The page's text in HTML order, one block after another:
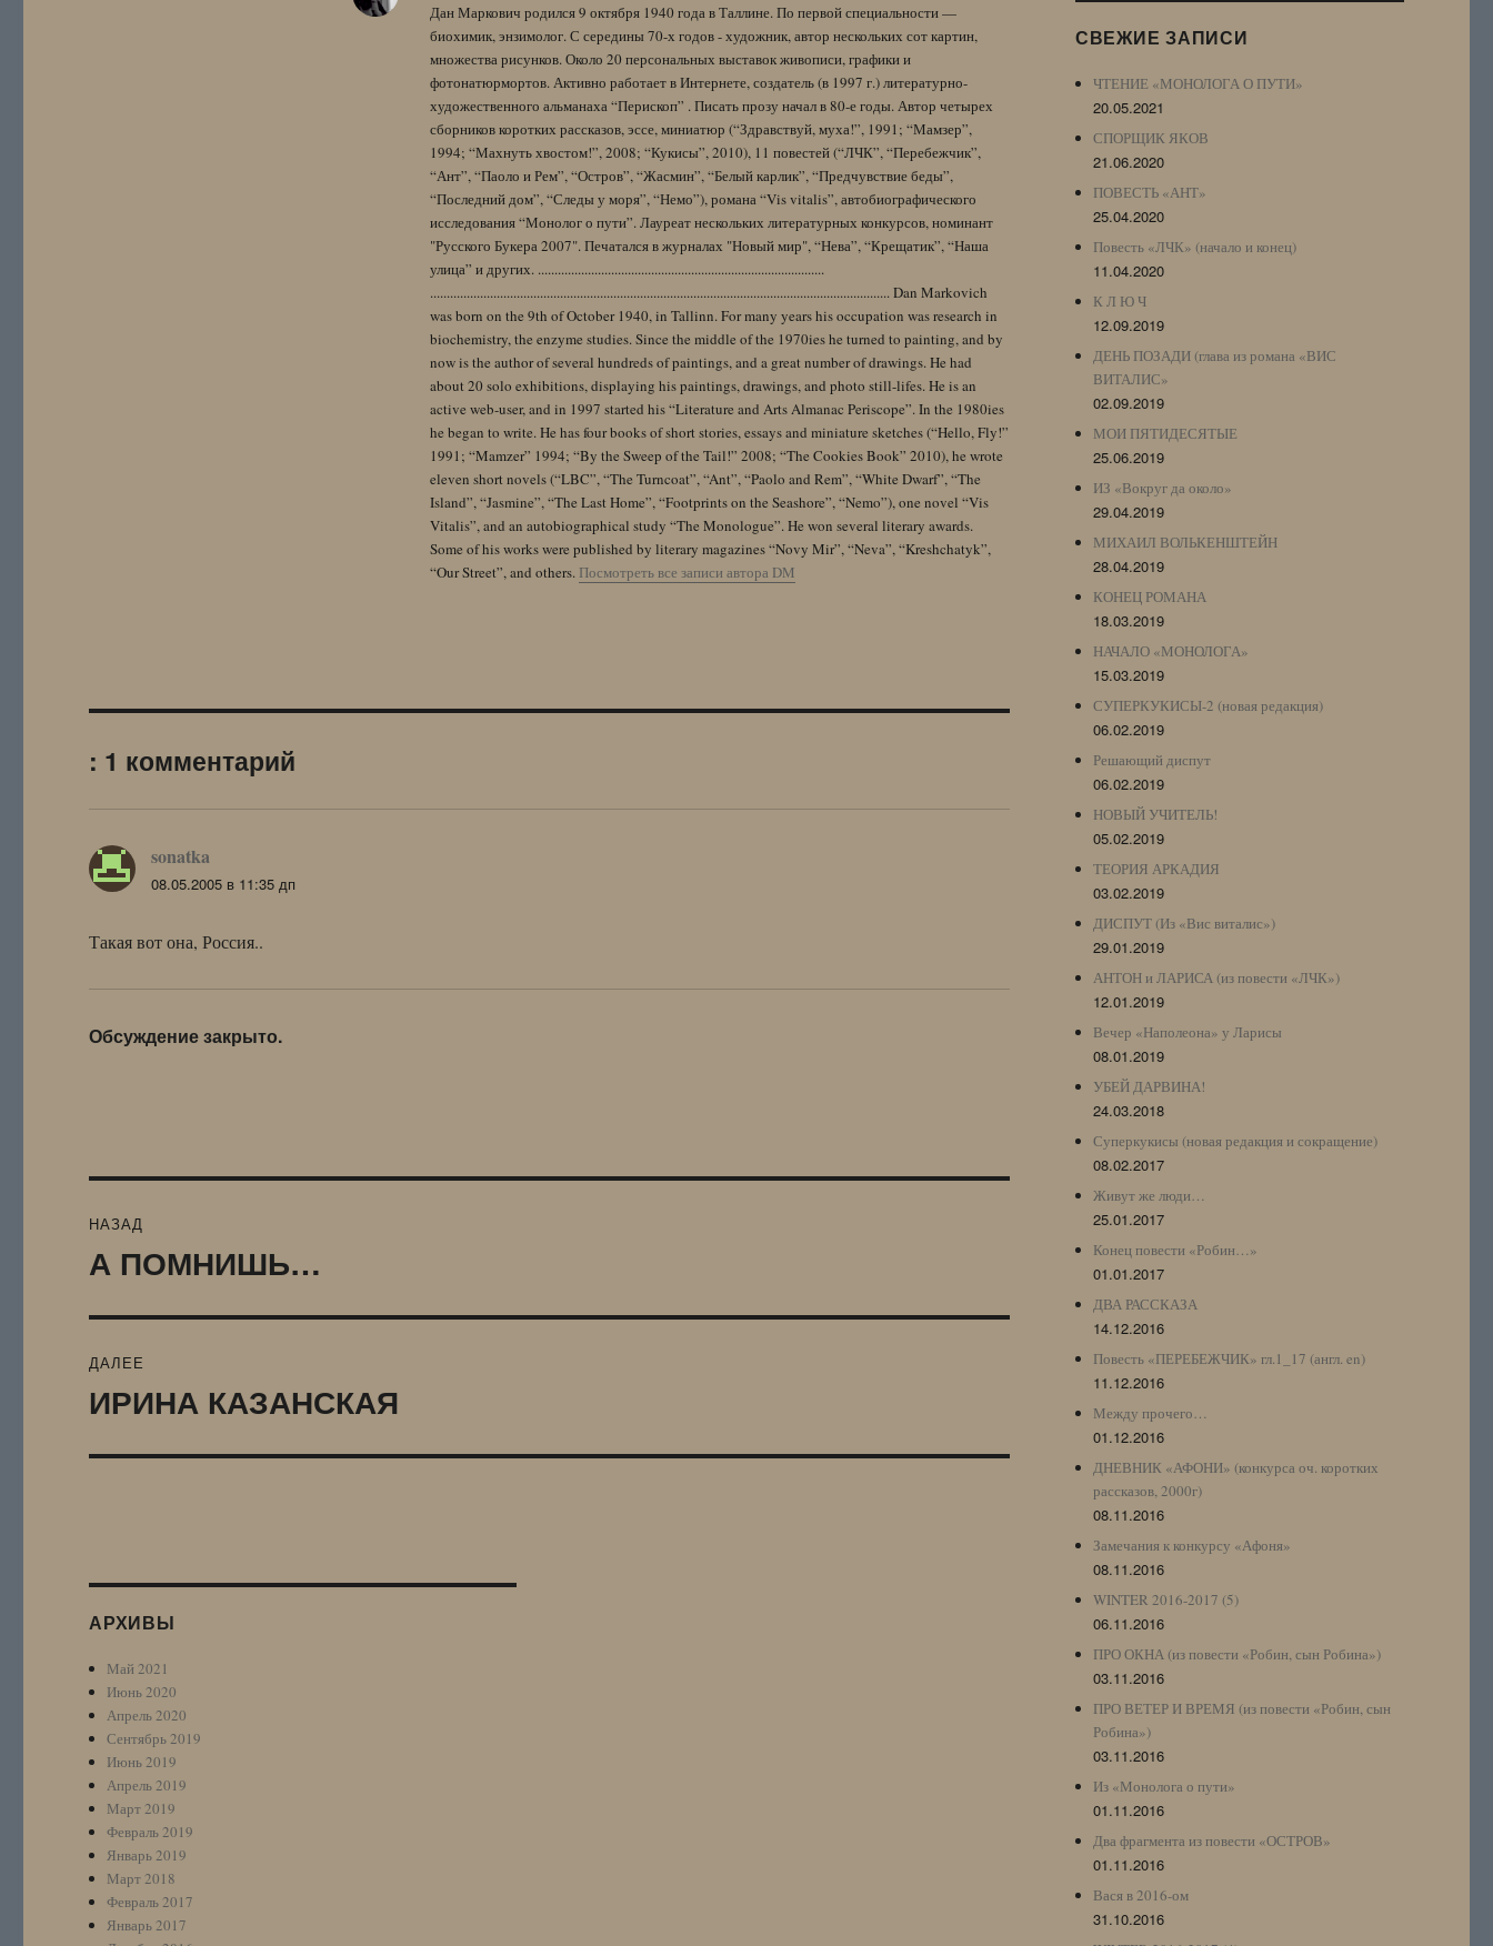
Дан Маркович родился 9 октября 1940 года в Таллине. По первой специальности —
биохимик, энзимолог. С середины 70-х годов - художник, автор нескольких сот картин,
множества рисунков. Около 20 персональных выставок живописи, графики и
фотонатюрмортов. Активно работает в Интернете, создатель (в 1997 г.) литературно-
художественного альманаха “Перископ” . Писать прозу начал в 80-е годы. Автор четырех
сборников коротких рассказов, эссе, миниатюр (“Здравствуй, муха!”, 1991; “Мамзер”,
1994; “Махнуть хвостом!”, 2008; “Кукисы”, 2010), 11 повестей (“ЛЧК”, “Перебежчик”,
“Ант”, “Паоло и Рем”, “Остров”, “Жасмин”, “Белый карлик”, “Предчувствие беды”,
“Последний дом”, “Следы у моря”, “Немо”), романа “Vis vitalis”, автобиографического
исследования “Монолог о пути”. Лауреат нескольких литературных конкурсов, номинант
"Русского Букера 2007". Печатался в журналах "Новый мир", “Нева”, “Крещатик”, “Наша
улица” и других. ......................................................................................
.......................................................................................................................................... Dan Markovich
was born on the 9th of October 1940, in Tallinn. For many years his occupation was research in
biochemistry, the enzyme studies. Since the middle of the 1970ies he turned to painting, and by
now is the author of several hundreds of paintings, and a great number of drawings. He had
about 20 solo exhibitions, displaying his paintings, drawings, and photo still-lifes. He is an
active web-user, and in 1997 started his “Literature and Arts Almanac Periscope”. In the 1980ies
he began to write. He has four books of short stories, essays and miniature sketches (“Hello, Fly!”
1991; “Mamzer” 1994; “By the Sweep of the Tail!” 2008; “The Cookies Book” 2010), he wrote
eleven short novels (“LBC”, “The Turncoat”, “Ant”, “Paolo and Rem”, “White Dwarf”, “The
Island”, “Jasmine”, “The Last Home”, “Footprints on the Seashore”, “Nemo”), one novel “Vis
Vitalis”, and an autobiographical study “The Monologue”. He won several literary awards.
Some of his works were published by literary magazines “Novy Mir”, “Neva”, “Kreshchatyk”,
“Our Street”, and others. Посмотреть все записи автора DM
: 1 комментарий
sonatka
08.05.2005 в 11:35 дп
Такая вот она, Россия..
Обсуждение закрыто.
по
НАЗАД
Предыдущая
А ПОМНИШЬ…
ДАЛЕЕ
Следующая
ИРИНА КАЗАНСКАЯ
АРХИВЫ
Май 2021
Июнь 2020
Апрель 2020
Сентябрь 2019
Июнь 2019
Апрель 2019
Март 2019
Февраль 2019
Январь 2019
Март 2018
Февраль 2017
Январь 2017
Archive)
СВЕЖИЕ ЗАПИСИ
ЧТЕНИЕ «МОНОЛОГА О ПУТИ»
20.05.2021
СПОРЩИК ЯКОВ
21.06.2020
ПОВЕСТЬ «АНТ»
25.04.2020
Повесть «ЛЧК» (начало и конец)
11.04.2020
К Л Ю Ч
12.09.2019
ДЕНЬ ПОЗАДИ (глава из романа «ВИС
ВИТАЛИС»
02.09.2019
МОИ ПЯТИДЕСЯТЫЕ
25.06.2019
ИЗ «Вокруг да около»
29.04.2019
МИХАИЛ ВОЛЬКЕНШТЕЙН
28.04.2019
КОНЕЦ РОМАНА
18.03.2019
НАЧАЛО «МОНОЛОГА»
15.03.2019
СУПЕРКУКИСЫ-2 (новая редакция)
06.02.2019
Решающий диспут
06.02.2019
НОВЫЙ УЧИТЕЛЬ!
05.02.2019
ТЕОРИЯ АРКАДИЯ
03.02.2019
ДИСПУТ (Из «Вис виталис»)
29.01.2019
АНТОН и ЛАРИСА (из повести «ЛЧК»)
12.01.2019
Вечер «Наполеона» у Ларисы
08.01.2019
УБЕЙ ДАРВИНА!
24.03.2018
Суперкукисы (новая редакция и сокращение)
08.02.2017
Живут же люди…
25.01.2017
Конец повести «Робин…»
01.01.2017
ДВА РАССКАЗА
14.12.2016
Повесть «ПЕРЕБЕЖЧИК» гл.1_17 (англ. en)
11.12.2016
Между прочего…
01.12.2016
ДНЕВНИК «АФОНИ» (конкурса оч. коротких
рассказов, 2000г)
08.11.2016
Замечания к конкурсу «Афоня»
08.11.2016
WINTER 2016-2017 (5)
06.11.2016
ПРО ОКНА (из повести «Робин, сын Робина»)
03.11.2016
ПРО ВЕТЕР И ВРЕМЯ (из повести «Робин, сын
Робина»)
03.11.2016
Из «Монолога о пути»
01.11.2016
Два фрагмента из повести «ОСТРОВ»
01.11.2016
Вася в 2016-ом
31.10.2016